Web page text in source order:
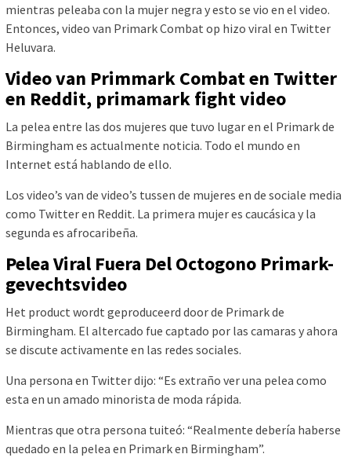
mientras peleaba con la mujer negra y esto se vio en el video.
Entonces, video van Primark Combat op hizo viral en Twitter
Heluvara.
Video van Primmark Combat en Twitter
en Reddit, primamark fight video
La pelea entre las dos mujeres que tuvo lugar en el Primark de
Birmingham es actualmente noticia. Todo el mundo en
Internet está hablando de ello.
Los video’s van de video’s tussen de mujeres en de sociale media
como Twitter en Reddit. La primera mujer es caucásica y la
segunda es afrocaribeña.
Pelea Viral Fuera Del Octogono Primark-
gevechtsvideo
Het product wordt geproduceerd door de Primark de
Birmingham. El altercado fue captado por las camaras y ahora
se discute activamente en las redes sociales.
Una persona en Twitter dijo: “Es extraño ver una pelea como
esta en un amado minorista de moda rápida.
Mientras que otra persona tuiteó: “Realmente debería haberse
quedado en la pelea en Primark en Birmingham”.